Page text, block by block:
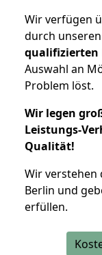
Wir verfügen
durch
qualifizierten
Auswahl an
Problem löst.
Wir legen
Leistungs-
Qualität!
Wir verstehen
Berlin und
erfüllen.